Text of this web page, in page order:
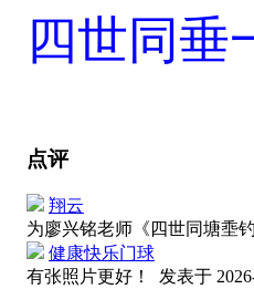
四世同垂
点评
翔云
为廖兴铭老师《四世同塘埀
健康快乐门球
有张照片更好！ 发表于